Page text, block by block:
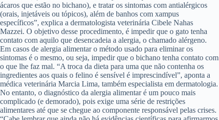
ácaros que estão no bichano), e tratar os sintomas com antialérgicos
(orais, injetáveis ou tópicos), além de banhos com xampus
específicos”, explica a dermatologista veterinária Cibele Nahas
Mazzei. O objetivo desse procedimento, é impedir que o gato tenha
contato com aquilo que desencadeia a alergia, o chamado alérgeno.
Em casos de alergia alimentar o método usado para eliminar os
sintomas é o mesmo, ou seja, impedir que o bichano tenha contato com
o que lhe faz mal. “A troca da dieta para uma que não contenha os
ingredientes aos quais o felino é sensível é imprescindível”, aponta a
médica veterinária Marcia Lima, também especialista em dermatologia.
No entanto, o diagnóstico da alergia alimentar é um pouco mais
complicado (e demorado), pois exige uma série de restrições
alimentares até que se chegue ao componente responsável pelas crises.